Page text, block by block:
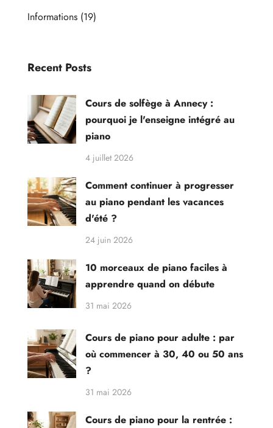
Informations (19)
Recent Posts
Cours de solfège à Annecy :
pourquoi je l'enseigne intégré au
piano
4 juillet 2026
Comment continuer à progresser
au piano pendant les vacances
d'été ?
24 juin 2026
10 morceaux de piano faciles à
apprendre quand on débute
31 mai 2026
Cours de piano pour adulte : par
où commencer à 30, 40 ou 50 ans
?
31 mai 2026
Cours de piano pour la rentrée :